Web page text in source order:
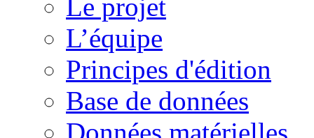
Le projet
L’équipe
Principes d'édition
Base de données